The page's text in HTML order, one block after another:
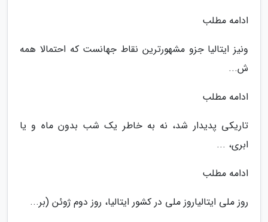
ادامه مطلب
ونیز ایتالیا جزو مشهورترین نقاط جهانست که احتمالا همه
ش...
ادامه مطلب
تاریکی پدیدار شد، نه به خاطر یک شب بدون ماه و یا
ابری، ...
ادامه مطلب
روز ملی ایتالیاروز ملی در کشور ایتالیا، روز دوم ژوئن (بر...